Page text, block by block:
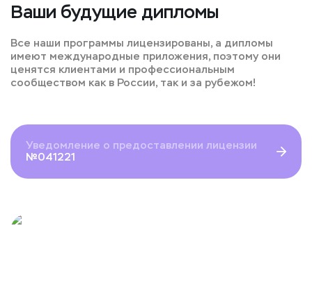
Ваши будущие дипломы
Все наши программы лицензированы, а дипломы
имеют международные приложения, поэтому они
ценятся клиентами и профессиональным
сообществом как в России, так и за рубежом!
Уведомление о предоставлении лицензии
№041221